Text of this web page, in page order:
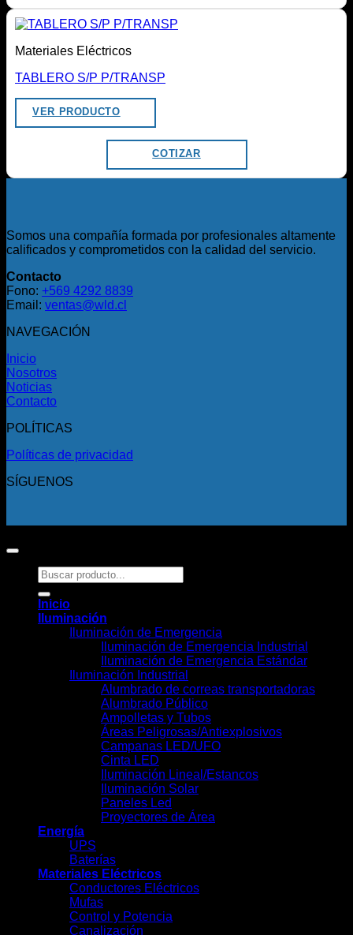
Materiales Eléctricos
TABLERO S/P P/TRANSP
VER PRODUCTO
COTIZAR
Somos una compañía formada por profesionales altamente
calificados y comprometidos con la calidad del servicio.
Contacto
Fono: +569 4292 8839
Email: ventas@wld.cl
NAVEGACIÓN
Inicio
Nosotros
Noticias
Contacto
POLÍTICAS
Políticas de privacidad
SÍGUENOS
Buscar
por:
Inicio
Iluminación
Iluminación de Emergencia
Iluminación de Emergencia Industrial
Iluminación de Emergencia Estándar
Iluminación Industrial
Alumbrado de correas transportadoras
Alumbrado Público
Ampolletas y Tubos
Áreas Peligrosas/Antiexplosivos
Campanas LED/UFO
Cinta LED
Iluminación Lineal/Estancos
Iluminación Solar
Paneles Led
Proyectores de Área
Energía
UPS
Baterías
Materiales Eléctricos
Conductores Eléctricos
Mufas
Control y Potencia
Canalización